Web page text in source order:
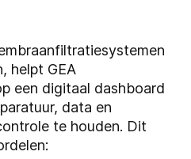
helpt GEA
een digitaal dashboard
data en
te houden. Dit